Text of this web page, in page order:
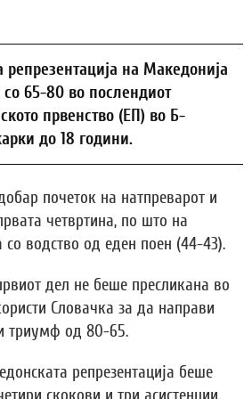
репрезентација на Македонија
65-80 во послендиот
првенство (ЕП) во Б-
до 18 години.
почеток на натпреварот и
четвртина, по што на
водство од еден поен (44-43).
дел не беше пресликана во
Словачка за да направи
триумф од 80-65.
репрезентација беше